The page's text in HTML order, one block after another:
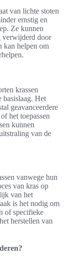
van lichte stoten
ernstig en
Ze kunnen
verwijderd door
kan helpen om
krassen
basislaag. Het
geavanceerdere
het toepassen
kunnen
van de
vanwege hun
van kras op
van het
is het nodig om
of specifieke
herstellen van